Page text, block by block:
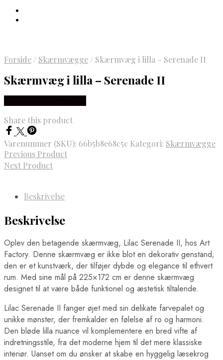
Forside / Skærmvægge / Skærmvæg i lilla – Serenade II
Skærmvæg i lilla – Serenade II
Share this product
Varenummer (SKU): 66b5b8e68c5c Kategori: Skærmvægge
Previous Product
Next Product
Beskrivelse
Beskrivelse
Oplev den betagende skærmvæg, Lilac Serenade II, hos Art
Factory. Denne skærmvæg er ikke blot en dekorativ genstand;
den er et kunstværk, der tilføjer dybde og elegance til ethvert
rum. Med sine mål på 225×172 cm er denne skærmvæg
designet til at være både funktionel og æstetisk tiltalende.
Lilac Serenade II fanger øjet med sin delikate farvepalet og
unikke mønster, der fremkalder en følelse af ro og harmoni.
Den bløde lilla nuance vil komplementere en bred vifte af
indretningsstile, fra det moderne hjem til det mere klassiske
interiør. Uanset om du ønsker at skabe en hyggelig læsekrog